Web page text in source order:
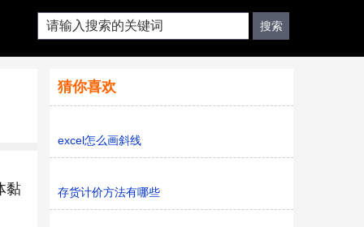
黏
猜你喜欢
excel怎么画斜线
存货计价方法有哪些